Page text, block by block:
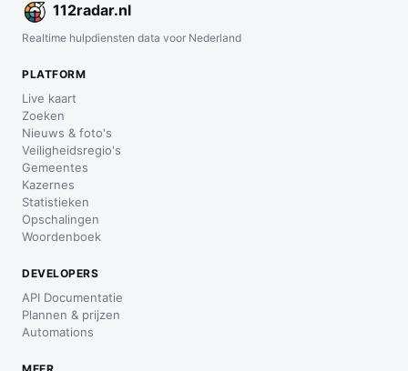
112radar.nl
Realtime hulpdiensten data voor Nederland
PLATFORM
Live kaart
Zoeken
Nieuws & foto's
Veiligheidsregio's
Gemeentes
Kazernes
Statistieken
Opschalingen
Woordenboek
DEVELOPERS
API Documentatie
Plannen & prijzen
Automations